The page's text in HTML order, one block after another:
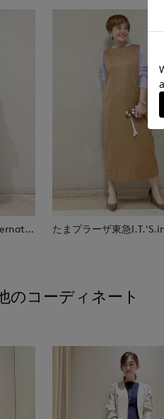
たまプラーザ東急I.T.'S.international
のコーディネート